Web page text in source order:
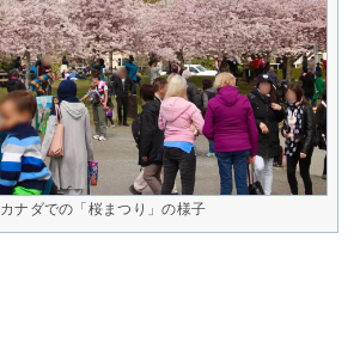
カナダでの「桜まつり」の様子